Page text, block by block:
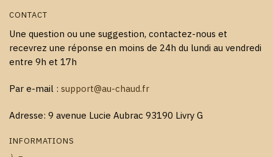
CONTACT
Une question ou une suggestion, contactez-nous et
recevrez une réponse en moins de 24h du lundi au vendredi
entre 9h et 17h
Par e-mail : support@au-chaud.fr
Adresse: 9 avenue Lucie Aubrac 93190 Livry G
INFORMATIONS